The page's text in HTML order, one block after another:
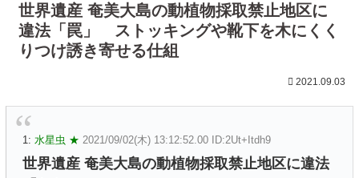
世界遺産 奄美大島の動植物採取禁止地区に
違法「罠」 ストッキングや靴下を木にくく
りつけ誘き寄せる仕組
2021.09.03
1: 水星虫 ★ 2021/09/02(木) 13:12:52.00 ID:2Ut+Itdh9
世界遺産 奄美大島の動植物採取禁止地区に違法